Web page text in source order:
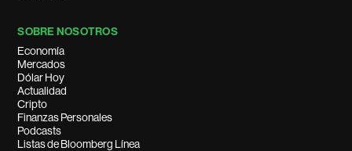
SOBRE NOSOTROS
Economía
Mercados
Dólar Hoy
Actualidad
Cripto
Finanzas Personales
Podcasts
Listas de Bloomberg Línea